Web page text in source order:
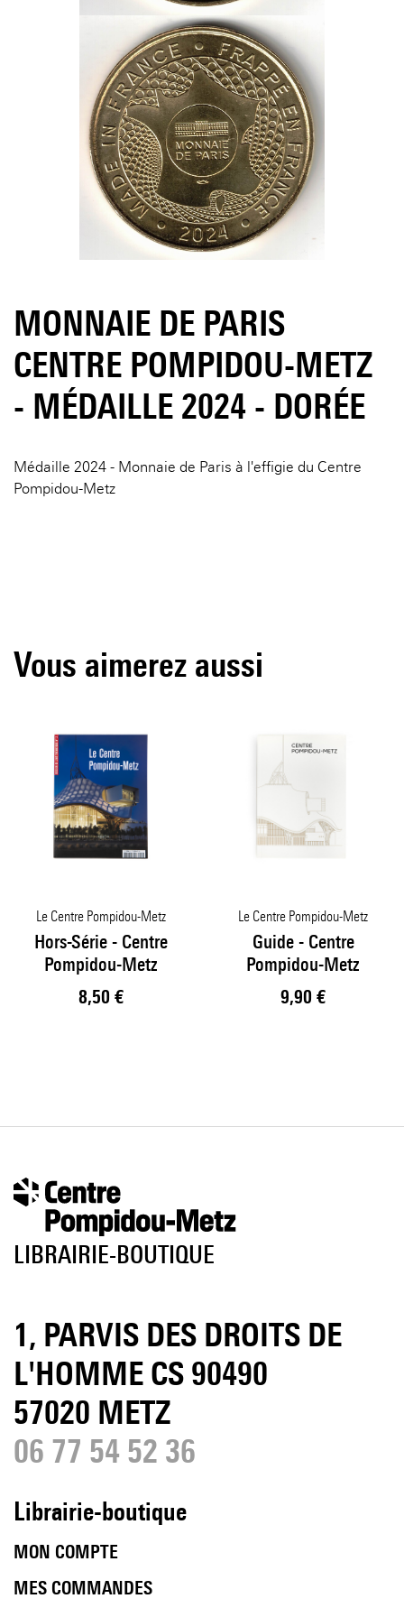
MONNAIE DE PARIS
CENTRE POMPIDOU-METZ
- MÉDAILLE 2024 - DORÉE
Médaille 2024 - Monnaie de Paris à l'effigie du Centre
Pompidou-Metz
Vous aimerez aussi
Le Centre Pompidou-Metz
Hors-Série - Centre
Pompidou-Metz
Prix ​​actuel
8,50 €
Le Centre Pompidou-Metz
Guide - Centre
Pompidou-Metz
Prix ​​actuel
9,90 €
LIBRAIRIE-BOUTIQUE
1, PARVIS DES DROITS DE
L'HOMME CS 90490
57020 METZ
06 77 54 52 36
Librairie-boutique
MON COMPTE
MES COMMANDES